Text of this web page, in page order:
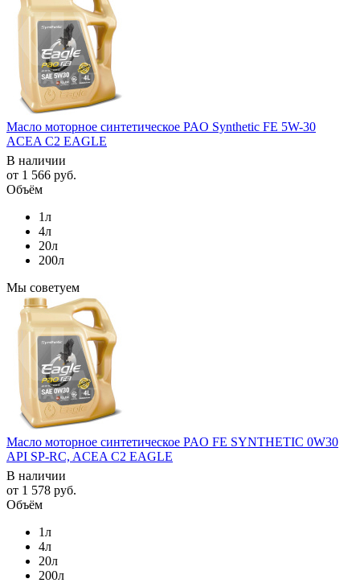
Масло моторное синтетическое PAO Synthetic FE 5W-30
ACEA C2 EAGLE
В наличии
от 1 566 руб.
Объём
1л
4л
20л
200л
Мы советуем
Масло моторное синтетическое PAO FE SYNTHETIC 0W30
API SP-RC, ACEA C2 EAGLE
В наличии
от 1 578 руб.
Объём
1л
4л
20л
200л